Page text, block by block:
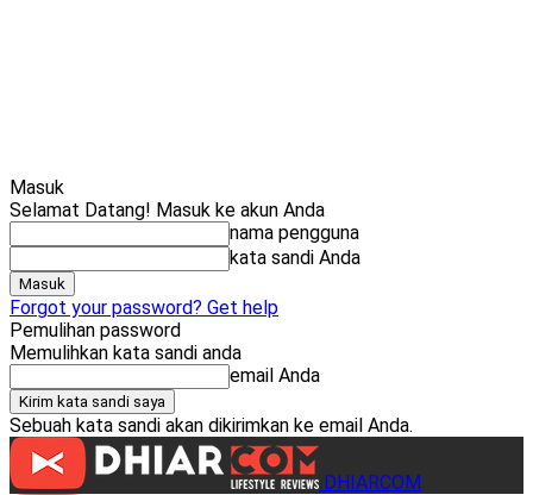
Masuk
Selamat Datang! Masuk ke akun Anda
nama pengguna
kata sandi Anda
Forgot your password? Get help
Pemulihan password
Memulihkan kata sandi anda
email Anda
Sebuah kata sandi akan dikirimkan ke email Anda.
DHIARCOM